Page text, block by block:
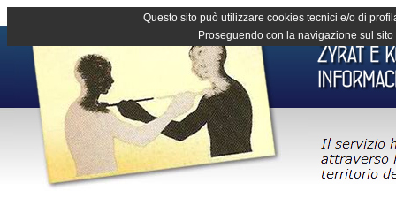
Questo sito può utilizzare cookies tecnici e/o di
Proseguendo con la navigazione sul